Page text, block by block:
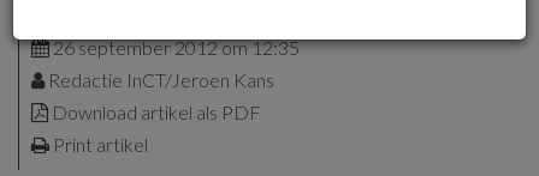
26 september 2012 om 12:35
Redactie InCT/Jeroen Kans
Download artikel als PDF
Print artikel